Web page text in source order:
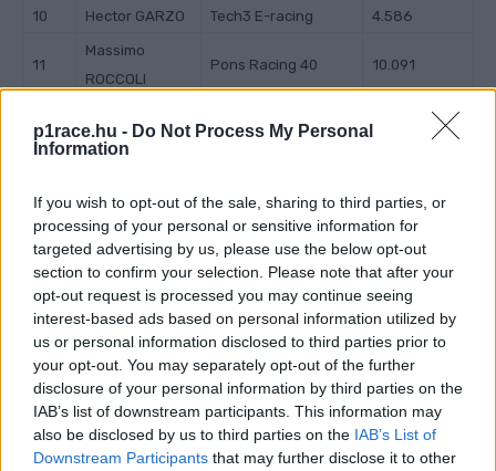
p1race.hu - Do Not Process My Personal
Information
If you wish to opt-out of the sale, sharing to third parties, or
processing of your personal or sensitive information for
targeted advertising by us, please use the below opt-out
section to confirm your selection. Please note that after your
opt-out request is processed you may continue seeing
interest-based ads based on personal information utilized by
us or personal information disclosed to third parties prior to
your opt-out. You may separately opt-out of the further
disclosure of your personal information by third parties on the
IAB’s list of downstream participants. This information may
also be disclosed by us to third parties on the IAB’s List of
Downstream Participants that may further disclose it to other
10 Hector GARZO Tech3 E-racing 4.586
11
Massimo
ROCCOLI
Pons Racing 40 10.091
13 Alex ESCRIG
14
FINELLO
Felo Gresini MotoE 12.165
15
Maria
HERRERA
OpenBank Aspar
Team
17.117
Nem fejezték be az első kört:
Mattia
CASADEI
Pons Racing 40
Hikari OKUBO Avant Ajo